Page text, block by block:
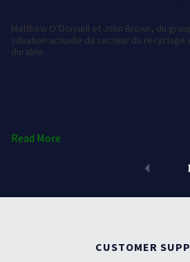
Matthew O’Donnell et John Brown, du
situation actuelle du secteur du recyclage
durable.
Read More
CUSTOMER